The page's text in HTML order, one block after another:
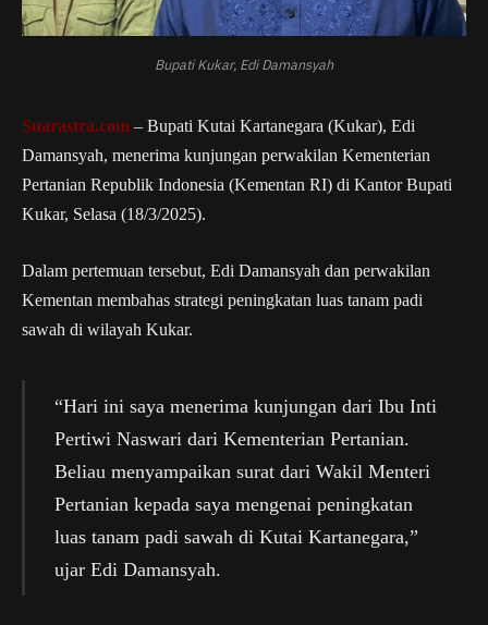
Bupati Kukar, Edi Damansyah
Suarastra.com – Bupati Kutai Kartanegara (Kukar), Edi
Damansyah, menerima kunjungan perwakilan Kementerian
Pertanian Republik Indonesia (Kementan RI) di Kantor Bupati
Kukar, Selasa (18/3/2025).
Dalam pertemuan tersebut, Edi Damansyah dan perwakilan
Kementan membahas strategi peningkatan luas tanam padi
sawah di wilayah Kukar.
“Hari ini saya menerima kunjungan dari Ibu Inti
Pertiwi Naswari dari Kementerian Pertanian.
Beliau menyampaikan surat dari Wakil Menteri
Pertanian kepada saya mengenai peningkatan
luas tanam padi sawah di Kutai Kartanegara,”
ujar Edi Damansyah.